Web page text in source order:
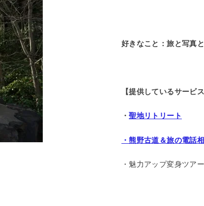
好きなこと：旅と写真
【提供しているサービス
・聖地リトリート
・熊野古道＆旅の電話
・魅力アップ変身ツアー